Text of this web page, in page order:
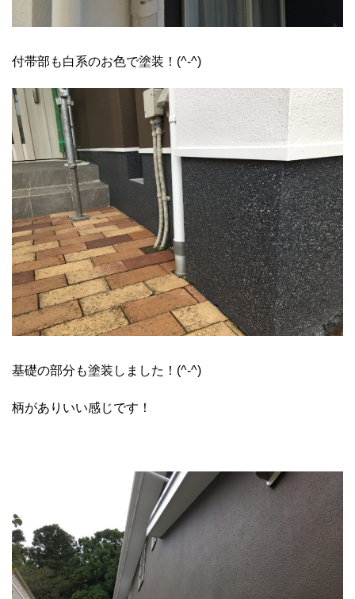
付帯部も白系のお色で塗装！(^-^)
基礎の部分も塗装しました！(^-^)
柄がありいい感じです！